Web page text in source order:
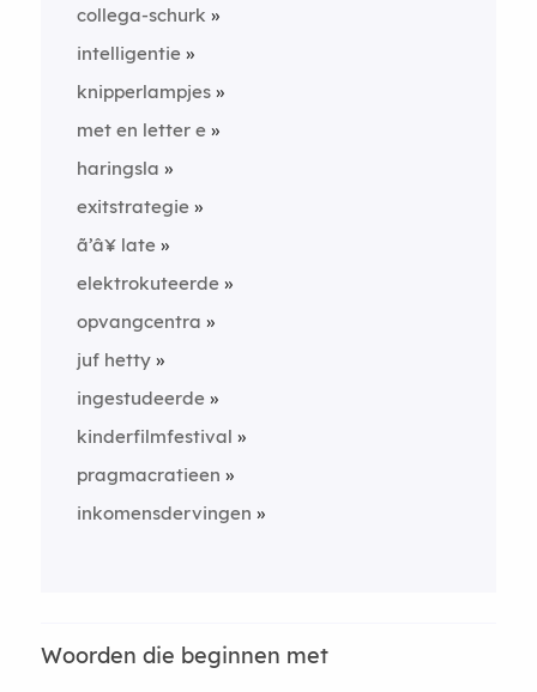
collega-schurk
intelligentie
knipperlampjes
met en letter e
haringsla
exitstrategie
ã’â¥ late
elektrokuteerde
opvangcentra
juf hetty
ingestudeerde
kinderfilmfestival
pragmacratieen
inkomensdervingen
Woorden die beginnen met